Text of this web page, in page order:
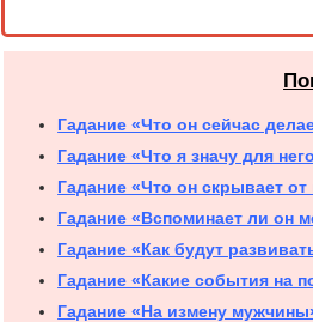
Гадание «Что он сейчас
Гадание «Что я значу для
Гадание «Что он скрывает от
Гадание «Вспоминает ли он
Гадание «Как будут
Гадание «Какие события на
Гадание «На измену